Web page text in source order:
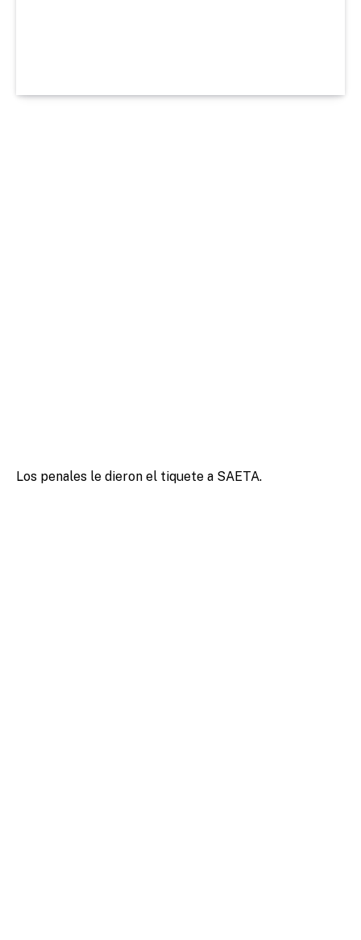
Los penales le dieron el tiquete a SAETA.